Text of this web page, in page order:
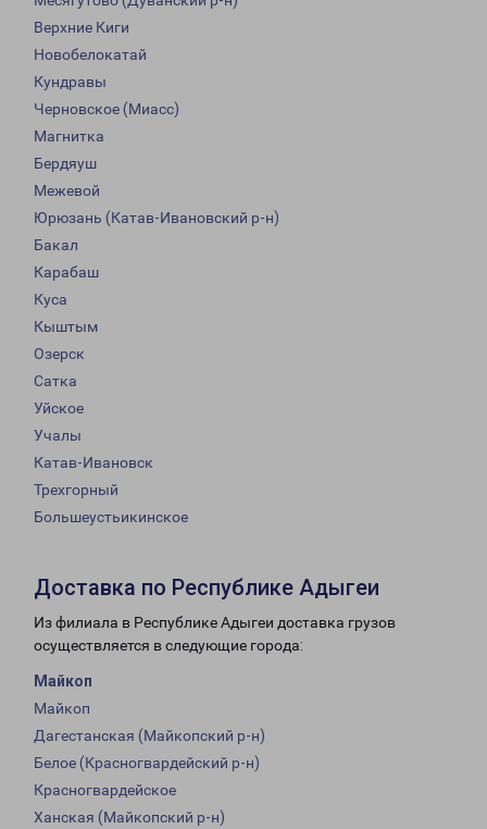
Верхние Киги
Новобелокатай
Кундравы
Черновское (Миасс)
Магнитка
Бердяуш
Межевой
Юрюзань (Катав-Ивановский р-н)
Бакал
Карабаш
Куса
Кыштым
Озерск
Сатка
Уйское
Учалы
Катав-Ивановск
Трехгорный
Большеустьикинское
Доставка по Республике Адыгеи
Из филиала в Республике Адыгеи доставка грузов
осуществляется в следующие города:
Майкоп
Майкоп
Дагестанская (Майкопский р-н)
Белое (Красногвардейский р-н)
Красногвардейское
Ханская (Майкопский р-н)